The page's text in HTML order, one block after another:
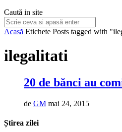
Caută in site
Acasă Etichete Posts tagged with
ilegalitati
20 de bănci au
de GM mai 24, 2015
Știrea zilei